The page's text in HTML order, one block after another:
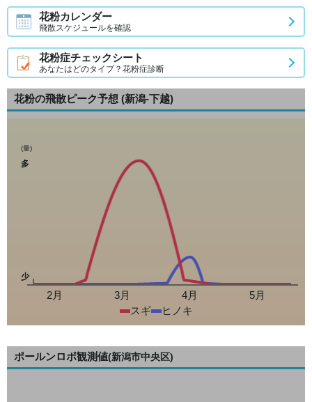
花粉カレンダー
飛散スケジュールを確認
花粉症チェックシート
あなたはどのタイプ？花粉症診断
花粉の飛散ピーク予想 (新潟-下越)
(量)
多
少
2月 3月 4月
5月
スギ
ヒノキ
ポールンロボ観測値(新潟市中央区)